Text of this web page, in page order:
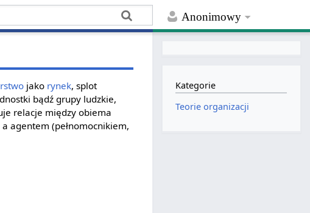
Anonimowy
jako rynek, splot
bądź grupy ludzkie,
relacje między obiema
agentem (pełnomocnikiem,
Kategorie
Teorie organizacji